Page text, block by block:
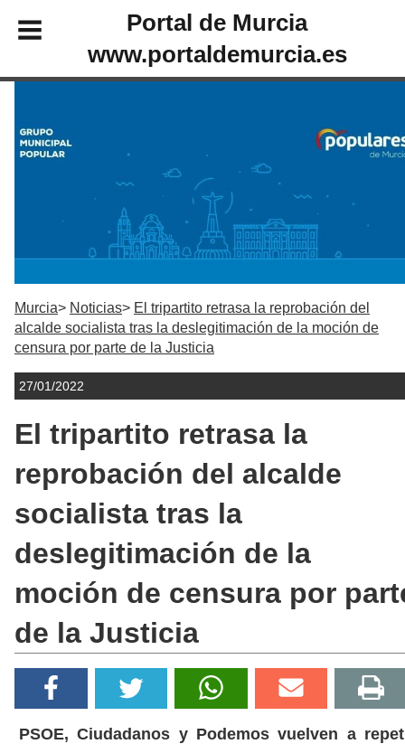
Portal de Murcia
www.portaldemurcia.es
Murcia Noticias
El tripartito retrasa la reprobación del
alcalde socialista tras la deslegitimación de la moción de
censura por parte de la Justicia
27/01/2022
El tripartito retrasa la
reprobación del alcalde
socialista tras la
deslegitimación de la
moción de censura por
de la Justicia
PSOE, Ciudadanos y Podemos vuelven a